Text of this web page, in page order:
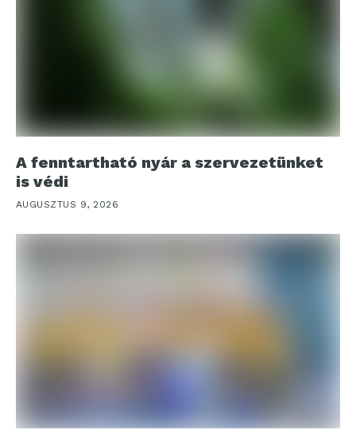
A fenntartható nyár a szervezetünket
is védi
AUGUSZTUS 9, 2026